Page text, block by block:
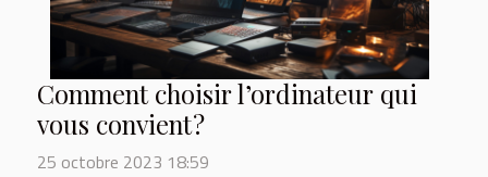
Comment choisir l’ordinateur qui
vous convient ?
25 octobre 2023 18:59